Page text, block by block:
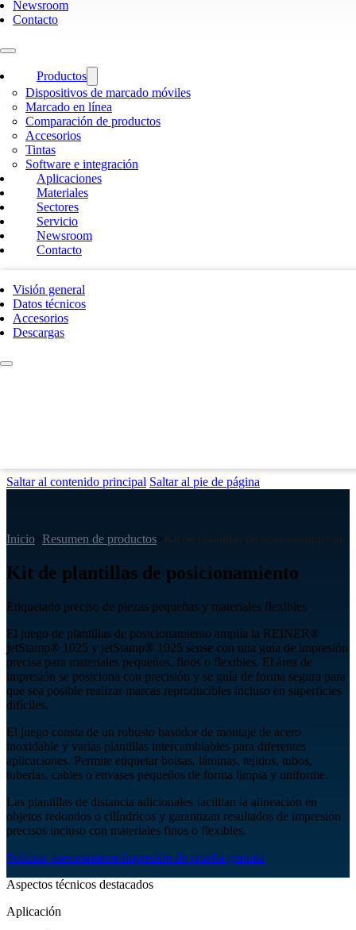
Saltar al contenido principal Saltar al pie de página
Newsroom
Contacto
Productos
Dispositivos de marcado móviles
Marcado en línea
Comparación de productos
Accesorios
Tintas
Software e integración
Aplicaciones
Materiales
Sectores
Servicio
Newsroom
Contacto
Visión general
Datos técnicos
Accesorios
Descargas
Inicio>Resumen de productos>
Kit de plantillas de posicionamiento
Etiquetado preciso de piezas pequeñas y materiales flexibles
El juego de plantillas de posicionamiento amplía la REINER®
jetStamp® 1025 y jetStamp® 1025 sense con una guía de impresión
precisa para materiales pequeños, finos o flexibles. El área de
impresión se posiciona con precisión y se guía de forma segura para
que sea posible realizar marcas reproducibles incluso en superficies
difíciles.
El juego consta de un robusto bastidor de montaje de acero
inoxidable y varias plantillas intercambiables para diferentes
aplicaciones. Permite etiquetar bolsas, láminas, tejidos, tubos,
tuberías, cables o envases pequeños de forma limpia y uniforme.
Las plantillas de distancia adicionales facilitan la alineación en
objetos redondos o cilíndricos y garantizan resultados de impresión
precisos incluso con materiales finos o flexibles.
Solicitar asesoramientoImpresión de prueba gratuita
Aspectos técnicos destacados
Aplicación